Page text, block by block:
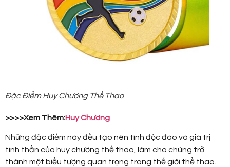
Đặc Điểm Huy Chương Thể Thao
>>>>Xem Thêm:Huy Chương
Những đặc điểm này đều tạo nên tính độc đáo và giá trị
tinh thần của huy chương thể thao, làm cho chúng trở
thành một biểu tượng quan trọng trong thế giới thể thao.